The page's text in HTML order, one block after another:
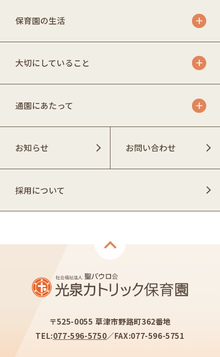
保育園の生活
大切にしていること
通園にあたって
お知らせ お問い合わせ
採用について
〒525-0055 草津市野路町362番地
TEL:077-596-5750 FAX:077-596-5751